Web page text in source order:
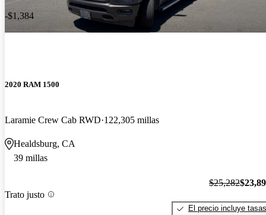
-$1,384
2020 RAM 1500
Laramie Crew Cab RWD 122,305 millas
Healdsburg, CA
39 millas
Trato justo
$25,282
El precio incluye tasas